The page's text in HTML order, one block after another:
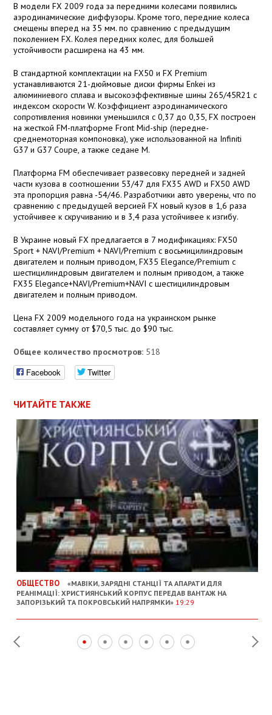
В модели FX 2009 года за передними колесами появились
аэродинамические диффузоры. Кроме того, передние колеса
смещены вперед на 35 мм. по сравнению с предыдущим
поколением FX. Колея передних колес, для большей
устойчивости расширена на 43 мм.
В стандартной комплектации на FX50 и FX Premium
устанавливаются 21-дюймовые диски фирмы Enkei из
алюминиевого сплава и высокоэффективные шины 265/45R21 с
индексом скорости W. Коэффициент аэродинамического
сопротивления новинки уменьшился с 0,37 до 0,35, FX построен
на жесткой FM-платформе Front Mid-ship (передне-
среднемоторная компоновка), уже использованной на Infiniti
G37 и G37 Coupe, а также седане М.
Платформа FM обеспечивает развесовку передней и задней
части кузова в соотношении 53/47 для FX35 AWD и FX50 AWD
эта пропорция равна -54/46. Разработчики авто уверены, что по
сравнению с предыдущей версией FX новый кузов в 1,6 раза
устойчивее к скручиванию и в 3,4 раза устойчивее к изгибу.
В Украине новый FX предлагается в 7 модификациях: FX50
Sport + NAVI/Premium + NAVI/Premium с восьмицилиндровым
двигателем и полным приводом, FX35 Elegance/Premium с
шестицилиндровым двигателем и полным приводом, а также
FX35 Elegance+NAVI/Premium+NAVI с шестицилиндровым
двигателем и полным приводом.
Цена FX 2009 модельного года на украинском рынке
составляет сумму от $70,5 тыс. до $90 тыс.
Общее количество просмотров: 518
Facebook Twitter
ЧИТАЙТЕ ТАКЖЕ
ОБЩЕСТВО
«МАВІКИ, ЗАРЯДНІ СТАНЦІЇ ТА АПАРАТИ ДЛЯ
РЕАНІМАЦІЇ: ХРИСТИЯНСЬКИЙ КОРПУС ПЕРЕДАВ ВАНТАЖ НА
ЗАПОРІЗЬКИЙ ТА ПОКРОВСЬКИЙ НАПРЯМКИ» 19:29